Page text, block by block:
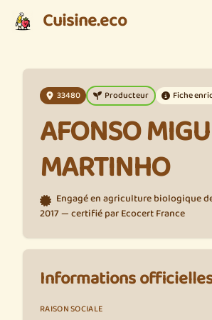
Cuisine.eco
33480 Producteur Fiche
AFONSO
MARTINHO
Engagé en agriculture biologique
2017 — certifié par Ecocert France
Informations
RAISON SOCIALE